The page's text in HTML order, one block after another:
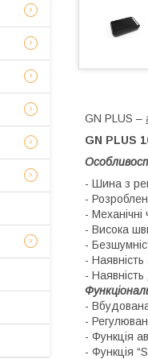
GN PLUS –
GN PLUS
- Шина з
-
-
- Висока
-
-
-
-
-
- Функція
- Функція